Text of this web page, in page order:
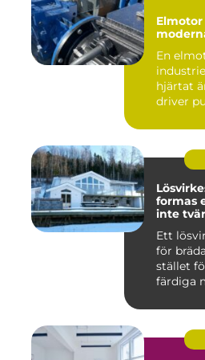
Elmotor hjärtat i den
En
hjärtat
driver
Lösvirkeshus
formas
inte
Ett
för
stället
färdiga